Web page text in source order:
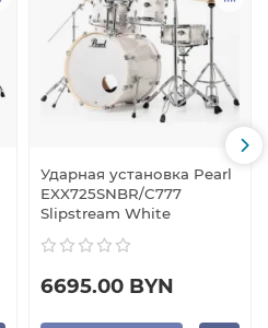
Ударная установка Pearl
EXX725SNBR/C777
Slipstream White
6695.00 BYN